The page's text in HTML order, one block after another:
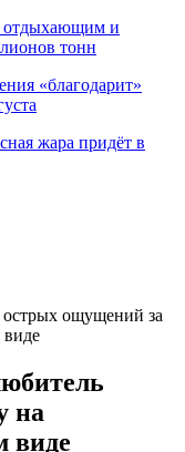
отдыхающим и
тонн
«благодарит»
жара придёт в
острых ощущений за
виде
на
виде